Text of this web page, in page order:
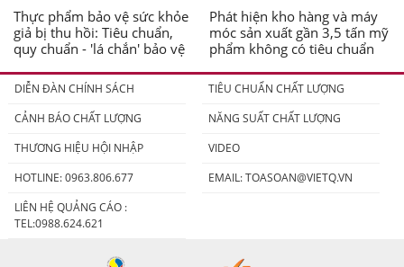
Thực phẩm bảo vệ sức khỏe
giả bị thu hồi: Tiêu chuẩn,
quy chuẩn - 'lá chắn' bảo vệ
Phát hiện kho hàng và máy
móc sản xuất gần 3,5 tấn mỹ
phẩm không có tiêu chuẩn
DIỄN ĐÀN CHÍNH SÁCH
TIÊU CHUẨN CHẤT LƯỢNG
CẢNH BÁO CHẤT LƯỢNG
NĂNG SUẤT CHẤT LƯỢNG
THƯƠNG HIỆU HỘI NHẬP
VIDEO
HOTLINE: 0963.806.677
EMAIL:TOASOAN@VIETQ.VN
LIÊN HỆ QUẢNG CÁO :
TEL:0988.624.621